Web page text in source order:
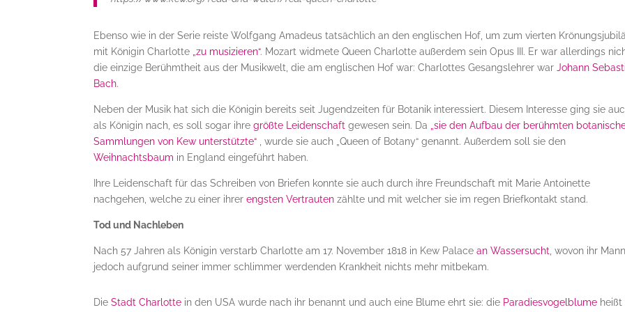
Ebenso wie in der Serie reiste Wolfgang Amadeus tatsächlich an den englischen Hof, um zum vierten
mit Königin Charlotte „zu musizieren“. Mozart widmete Queen Charlotte außerdem sein Opus III. Er war allerdings
die einzige Berühmtheit aus der Musikwelt, die am englischen Hof war: Charlottes Gesangslehrer warJohann
Bach.
Neben der Musik hat sich die Königin bereits seit Jugendzeiten für Botanik interessiert. Diesem Interesse ging sie
als Königin nach, es soll sogar ihregrößte Leidenschaftgewesen sein. Da
„sie den Aufbau der berühmten
Sammlungen von Kew unterstützte“ , wurde sie auch „Queen of Botany“ genannt. Außerdem soll sie den
Weihnachtsbaum in England eingeführt haben.
Ihre Leidenschaft für das Schreiben von Briefen konnte sie auch durch ihre Freundschaft mit Marie Antoinette
nachgehen, welche zu einer ihrerengsten Vertrauten zählte und mit welcher sie im regen Briefkontakt stand.
Tod und Nachleben
Nach 57 Jahren als Königin verstarb Charlotte am 17. November 1818 in Kew Palace an Wassersucht , wovon ihr Mann
jedoch aufgrund seiner immer schlimmer werdenden Krankheit nichts mehr mitbekam.
Die Stadt Charlotte in den USA wurde nach ihr benannt und auch eine Blume ehrt sie: die Paradiesvogelblume heißt